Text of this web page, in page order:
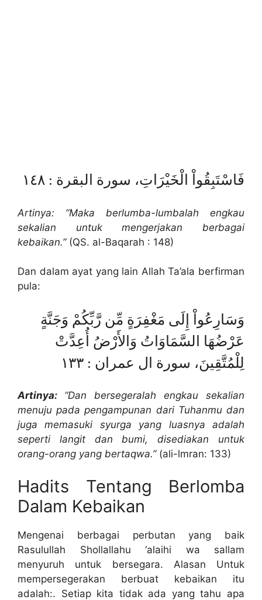
فَاسْتَبِقُواْ الْخَيْرَاتِ، سورة البقرة : ١٤٨
Artinya: “Maka berlumba-lumbalah engkau
sekalian untuk mengerjakan berbagai
kebaikan.” (QS. al-Baqarah : 148)
Dan dalam ayat yang lain Allah Ta’ala berfirman
pula:
وَسَارِعُواْ إِلَى مَغْفِرَةٍ مِّن رَّبِّكُمْ وَجَنَّةٍ
عَرْضُهَا السَّمَاوَاتُ وَالأَرْضُ أُعِدَّتْ
لِلْمُتَّقِينَ، سورة ال عمران : ١٣٣
Artinya: “Dan bersegeralah engkau sekalian
menuju pada pengampunan dari Tuhanmu dan
juga memasuki syurga yang luasnya adalah
seperti langit dan bumi, disediakan untuk
orang-orang yang bertaqwa.” (ali-lmran: 133)
Hadits Tentang Berlomba
Dalam Kebaikan
Mengenai berbagai perbutan yang baik
Rasulullah Shollallahu ‘alaihi wa sallam
menyuruh untuk bersegara. Alasan Untuk
mempersegerakan berbuat kebaikan itu
adalah:. Setiap kita tidak ada yang tahu apa